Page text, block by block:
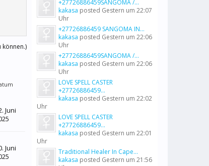
Juni
Juni
+27726886459SANGOMA /...
kakasa posted Gestern um 22:07
Uhr
+27726886459 SANGOMA IN...
kakasa posted Gestern um 22:06
Uhr
+27726886459SANGOMA /...
kakasa posted Gestern um 22:06
Uhr
LOVE SPELL CASTER
+27726886459...
kakasa posted Gestern um 22:02
Uhr
LOVE SPELL CASTER
+27726886459...
kakasa posted Gestern um 22:01
Uhr
Traditional Healer In Cape...
kakasa posted Gestern um 21:56